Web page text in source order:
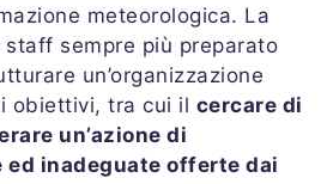
meteorologica. La
sempre più preparato
un’organizzazione
obiettivi, tra cui il cercare di
un’azione di
inadeguate offerte dai